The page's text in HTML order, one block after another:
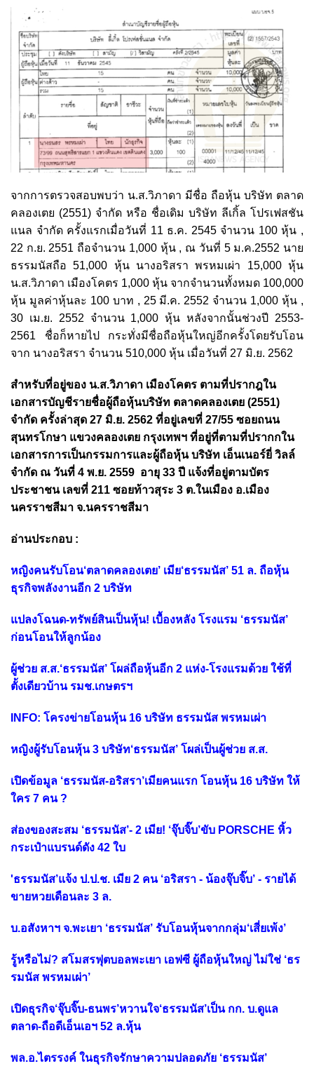
จากการตรวจสอบพบว่า น.ส.วิภาดา มีชื่อ ถือหุ้น บริษัท ตลาด
คลองเตย (2551) จำกัด หรือ ชื่อเดิม บริษัท ลีเกิ้ล โปรเฟสชัน
แนล จำกัด ครั้งแรกเมื่อวันที่ 11 ธ.ค. 2545 จำนวน 100 หุ้น ,
22 ก.ย. 2551 ถือจำนวน 1,000 หุ้น , ณ วันที่ 5 ม.ค.2552 นาย
ธรรมนัสถือ 51,000 หุ้น นางอริสรา พรหมเผ่า 15,000 หุ้น
น.ส.วิภาดา เมืองโคตร 1,000 หุ้น จากจำนวนทั้งหมด 100,000
หุ้น มูลค่าหุ้นละ 100 บาท , 25 มี.ค. 2552 จำนวน 1,000 หุ้น ,
30 เม.ย. 2552 จำนวน 1,000 หุ้น หลังจากนั้นช่วงปี 2553-
2561 ชื่อก็หายไป กระทั่งมีชื่อถือหุ้นใหญ่อีกครั้งโดยรับโอน
จาก นางอริสรา จำนวน 510,000 หุ้น เมื่อวันที่ 27 มิ.ย. 2562
สำหรับที่อยู่ของ น.ส.วิภาดา เมืองโคตร ตามที่ปรากฎใน
เอกสารบัญชีรายชื่อผู้ถือหุ้นบริษัท ตลาดคลองเตย (2551)
จำกัด ครั้งล่าสุด 27 มิ.ย. 2562 ที่อยู่เลขที่ 27/55 ซอยถนน
สุนทรโกษา แขวงคลองเตย กรุงเทพฯ ที่อยู่ที่ตามที่ปรากกใน
เอกสารการเป็นกรรมการและผู้ถือหุ้น บริษัท เอ็นเนอร์ยี่ วิลล์
จำกัด ณ วันที่ 4 พ.ย. 2559 อายุ 33 ปี แจ้งที่อยู่ตามบัตร
ประชาชน เลขที่ 211 ซอยท้าวสุระ 3 ต.ในเมือง อ.เมือง
นครราชสีมา จ.นครราชสีมา
อ่านประกอบ :
หญิงคนรับโอน‘ตลาดคลองเตย’ เมีย‘ธรรมนัส’ 51 ล. ถือหุ้น
ธุรกิจพลังงานอีก 2 บริษัท
แปลงโฉนด-ทรัพย์สินเป็นหุ้น! เบื้องหลัง โรงแรม ‘ธรรมนัส’
ก่อนโอนให้ลูกน้อง
ผู้ช่วย ส.ส.‘ธรรมนัส’ โผล่ถือหุ้นอีก 2 แห่ง-โรงแรมด้วย ใช้ที่
ตั้งเดียวบ้าน รมช.เกษตรฯ
INFO: โครงข่ายโอนหุ้น 16 บริษัท ธรรมนัส พรหมเผ่า
หญิงผู้รับโอนหุ้น 3 บริษัท‘ธรรมนัส’ โผล่เป็นผู้ช่วย ส.ส.
เปิดข้อมูล ‘ธรรมนัส-อริสรา’เมียคนแรก โอนหุ้น 16 บริษัท ให้
ใคร 7 คน ?
ส่องของสะสม ‘ธรรมนัส’- 2 เมีย! ‘จุ๊บจิ๊บ’ขับ PORSCHE หิ้ว
กระเป๋าแบรนด์ดัง 42 ใบ
'ธรรมนัส’แจ้ง ป.ป.ช. เมีย 2 คน ‘อริสรา - น้องจุ๊บจิ๊บ’ - รายได้
ขายหวยเดือนละ 3 ล.
บ.อสังหาฯ จ.พะเยา ‘ธรรมนัส’ รับโอนหุ้นจากกลุ่ม‘เสี่ยเพ้ง’
รู้หรือไม่? สโมสรฟุตบอลพะเยา เอฟซี ผู้ถือหุ้นใหญ่ ไม่ใช่ ‘ธร
รมนัส พรหมเผ่า’
เปิดธุรกิจ‘จุ๊บจิ๊บ-ธนพร’หวานใจ‘ธรรมนัส’เป็น กก. บ.ดูแล
ตลาด-ถือดีเอ็นเอฯ 52 ล.หุ้น
พล.อ.ไตรรงค์ ในธุรกิจรักษาความปลอดภัย ‘ธรรมนัส’